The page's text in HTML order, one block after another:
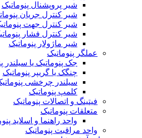
شیر پروپشنال پنوماتیک
شیر کنترل جریان
شیر کنترل جهت
شیر کنترل فشار
شیر ماژولار پنوماتیک
عملگر پنوماتیک
جک پنوماتیک یا سیلندر
چنگک یا گریپر پنوماتیک
سیلندر چرخشی
کلمپ پنوماتیک
فیتینگ و اتصالات پنوماتیک
متعلقات پنوماتیک
واحد راهنما و اسلاید
واحد مراقبت پنوماتیک